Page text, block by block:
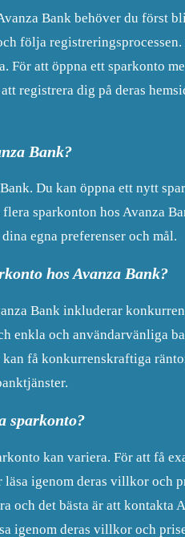
Bank behöver du först
följa
För att öppna ett sparkonto
registrera dig på deras
Bank?
Du kan öppna ett nytt
sparkonton hos Avanza
egna preferenser och mål.
hos Avanza Bank?
Bank inkluderar
enkla och användarvänliga
få konkurrenskraftiga
sparkonto?
kan variera. För att få
igenom deras villkor och
och det bästa är att kontakta
igenom deras villkor och